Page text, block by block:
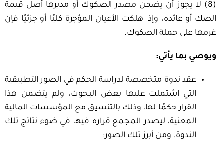
(8) لا يجوز أن يضمن مصدر الصكوك أو مديرها أصل قيمة
الصك أو عائده، وإذا هلكت الأعيان المؤجرة كليًا أو جزئيًا فإن
غرمها على حملة الصكوك.
ويوصي بما يأتي:
عقد ندوة متخصصة لدراسة الحكم في الصور التطبيقية
التي اشتملت عليها بعض البحوث، ولم يتضمن هذا
القرار حكمًا لها، وذلك بالتنسيق مع المؤسسات المالية
المعنية، ليصدر المجمع قراره فيها في ضوء نتائج تلك
الندوة. ومن أبرز تلك الصور: